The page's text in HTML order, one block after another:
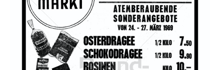
Konzerne
Epoche